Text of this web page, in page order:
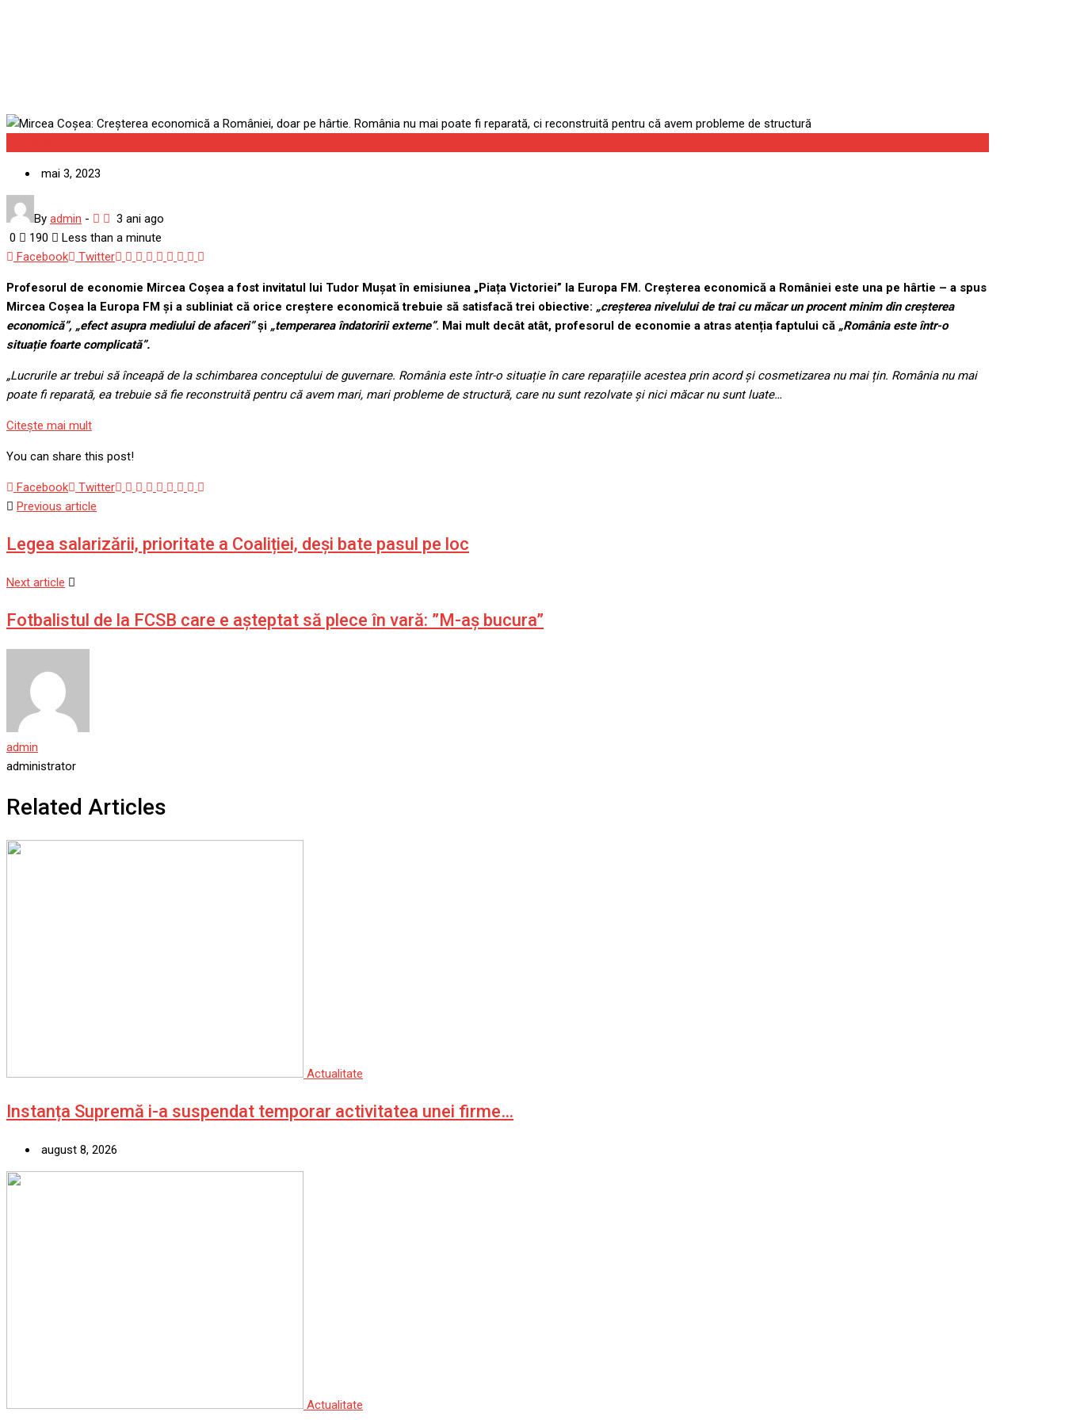
mai 3, 2023
By admin -
3 ani ago
0
190
Less than a minute
Facebook
Twitter Google+
LinkedIn
Whatsapp
StumbleUpon
Tumblr
Pinterest
Reddit
Share
Email
Profesorul de economie Mircea Coșea a fost invitatul lui Tudor Mușat în emisiunea „Piața Victoriei” la Europa FM. Creșterea economică a României este una pe hârtie – a spus
Mircea Coșea la Europa FM și a subliniat că orice creștere economică trebuie să satisfacă trei obiective: „creșterea nivelului de trai cu măcar un procent minim din creșterea
economică”, „efect asupra mediului de afaceri”și „temperarea îndatoririi externe”. Mai mult decât atât, profesorul de economie a atras atenția faptului că „România este într-o
situație foarte complicată”.
„Lucrurile ar trebui să înceapă de la schimbarea conceptului de guvernare. România este într-o situație în care reparațiile acestea prin acord și cosmetizarea nu mai țin. România nu mai
poate fi reparată, ea trebuie să fie reconstruită pentru că avem mari, mari probleme de structură, care nu sunt rezolvate și nici măcar nu sunt luate…
Citeşte mai mult
You can share this post!
Facebook Twitter Google+
LinkedIn
Whatsapp
StumbleUpon
Tumblr
Pinterest
Reddit
Share
Previous article
Legea salarizării, prioritate a Coaliției, deși bate pasul pe loc
Next article
Fotbalistul de la FCSB care e așteptat să plece în vară: ”M-aș bucura”
admin
administrator
Related Articles
Actualitate
Instanța Supremă i-a suspendat temporar activitatea unei firme…
august 8, 2026
Actualitate